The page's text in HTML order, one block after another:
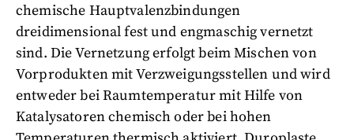
chemische Hauptvalenzbindungen
dreidimensional fest und engmaschig vernetzt
sind. Die Vernetzung erfolgt beim Mischen von
Vorprodukten mit Verzweigungsstellen und wird
entweder bei Raumtemperatur mit Hilfe von
Katalysatoren chemisch oder bei hohen